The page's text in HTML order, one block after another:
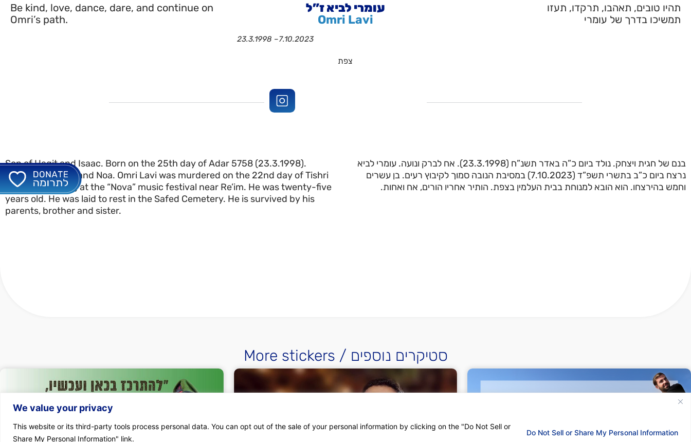
We value your privacy
This website or its third-party tools process personal data. You can opt out of the sale of your personal information by clicking on the "Do Not Sell or
Share My Personal Information" link.
Do Not Sell or Share My Personal Information
Be kind, love, dance, dare, and continue on
Omri’s path.
עומרי לביא ז”ל
Omri Lavi
23.3.1998 –7.10.2023
צפת
תהיו טובים, תאהבו, תרקדו, תעזו
תמשיכו בדרך של עומרי
Son of Hagit and Isaac. Born on the 25th day of Adar 5758 (23.3.1998).
Brother of Barak and Noa. Omri Lavi was murdered on the 22nd day of Tishri
5,784 (7.10.2023) at the “Nova” music festival near Re’im. He was twenty-five
years old. He was laid to rest in the Safed Cemetery. He is survived by his
parents, brother and sister.
בנם של חגית ויצחק. נולד ביום כ”ה באדר תשנ”ח (23.3.1998). אח לברק ונועה. עומרי לביא
נרצח ביום כ”ב בתשרי תשפ”ד (7.10.2023) במסיבת הנובה סמוך לקיבוץ רעים. בן עשרים
וחמש בהירצחו. הוא הובא למנוחת בבית העלמין בצפת. הותיר אחריו הורים, אח ואחות.
More stickers / סטיקרים נוספים